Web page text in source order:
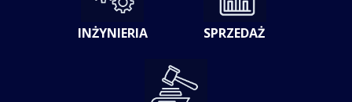
INŻYNIERIA SPRZEDAŻ